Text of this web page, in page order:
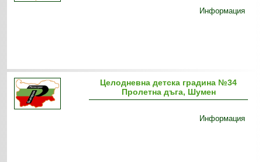
Информация
Целодневна детска градина №34
Пролетна дъга, Шумен
Информация